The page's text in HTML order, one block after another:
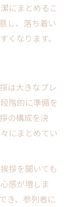
にまとめるこ
し、落ち着い
くなります。
は大きなプレ
階的に準備を
の構成を決
にまとめてい
拶を聞いても
感が増しま
き、参列者に